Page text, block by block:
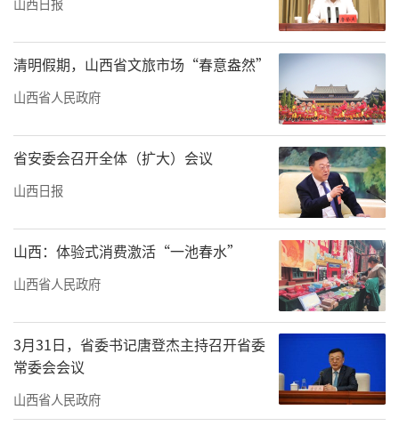
清明假期，山西省文旅市场“春意盎然”
山西省人民政府
省安委会召开全体（扩大）会议
山西日报
山西：体验式消费激活“一池春水”
山西省人民政府
3月31日，省委书记唐登杰主持召开省委
常委会会议
山西省人民政府